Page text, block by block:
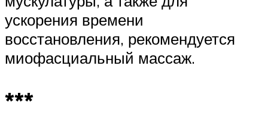
ускорения времени
восстановления, рекомендуется
миофасциальный массаж.
***